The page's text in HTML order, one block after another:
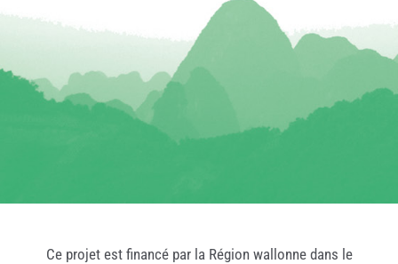
Ce projet est financé par la Région wallonne dans le